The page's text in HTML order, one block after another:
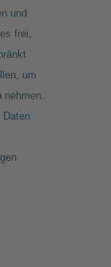
und
frei,
um
nehmen.
Daten